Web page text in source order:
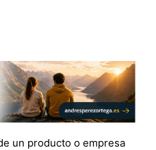
un producto o empresa